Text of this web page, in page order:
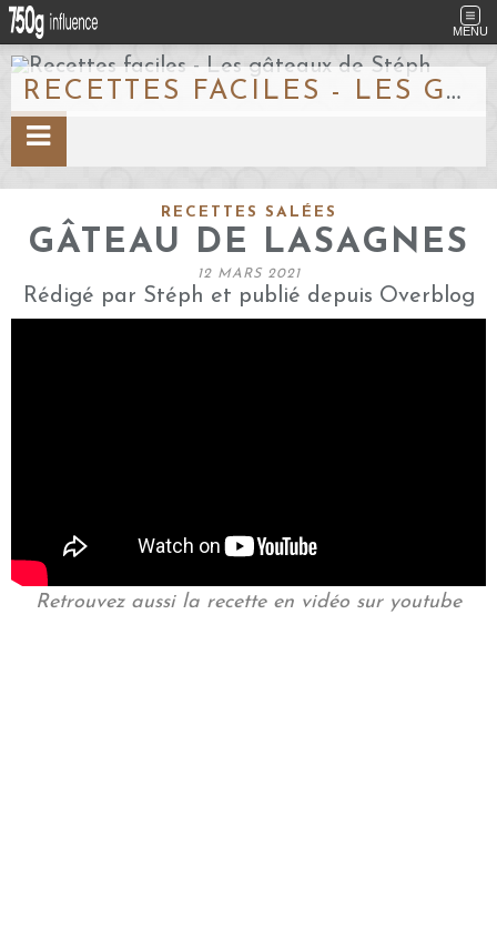
MENU
RECETTES FACILES - LES GÂTEAUX DE STÉPH
RECETTES SALÉES
GÂTEAU DE LASAGNES
12 MARS 2021
Rédigé par Stéph et publié depuis Overblog
Retrouvez aussi la recette en vidéo sur youtube